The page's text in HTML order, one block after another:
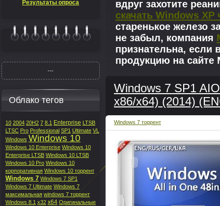
вдруг захотите
скачать Windows XP
старенькое железо
не забыл, компания
признательна, если
продукцию на сайте
Windows 7 SP1
x86/x64) (2014)
Windows 7 торрент
Результаты опроса
---
Облако тегов
10 2004 20H2 7 8.1 Enterprise LTSB
LTSC Pro Professional SP1 Ultimate VL
Windows Windows 10
Windows 10 Enterprise Windows 10
Enterprise LTSB Windows 10 LTSB
Windows 10 Pro Windows 10
корпоративная Windows 10 торрент
Windows 7 Windows 7 SP1
Windows 7 Ultimate Windows 7
максимальная windows 7 торрент
Windows 8.1 x32 x64 Оригинальные